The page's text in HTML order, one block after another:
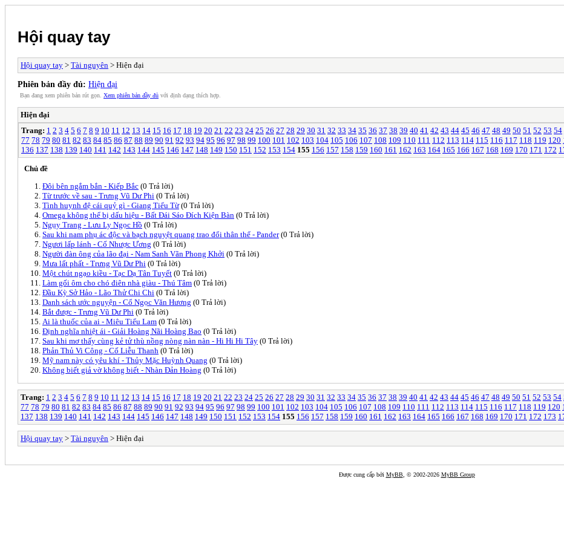
Hội quay tay
Hội quay tay > Tài nguyên > Hiện đại
Phiên bản đầy đủ: Hiện đại
Bạn đang xem phiên bản rút gọn. Xem phiên bản đầy đủ với định dạng thích hợp.
Hiện đại
Trang: 1 2 3 4 5 6 7 8 9 10 11 12 13 14 15 16 17 18 19 20 21 22 23 24 25 26 27 28 29 30 31 32 33 34 35 36 37 38 39 40 41 42 43 44 45 46 47 48 49 50 51 52 53 54
77 78 79 80 81 82 83 84 85 86 87 88 89 90 91 92 93 94 95 96 97 98 99 100 101 102 103 104 105 106 107 108 109 110 111 112 113 114 115 116 117 118 119 120
136 137 138 139 140 141 142 143 144 145 146 147 148 149 150 151 152 153 154 155 156 157 158 159 160 161 162 163 164 165 166 167 168 169 170 171 172
Chủ đề
Đôi bên ngắm bắn - Kiếp Bắc (0 Trả lời)
Từ trước về sau - Trưng Vũ Dư Phi (0 Trả lời)
Tình huynh đệ cái quỷ gì - Giang Tiểu Từ(0 Trả lời)
Omega không thể bị dấu hiệu - Bất Đái Sáo Đích Kiện Bàn (0 Trả lời)
Ngụy Trang - Lưu Ly Ngọc Hồ (0 Trả lời)
Sau khi nam phụ ác độc và bạch nguyệt quang trao đổi thân thể - Pander(0 Trả lời)
Ngươi lấp lánh - Cố Nhược Ương (0 Trả lời)
Người đàn ông của lão đại - Nam Sanh Vãn Phong Khởi (0 Trả lời)
Mưa lất phất - Trưng Vũ Dư Phi (0 Trả lời)
Một chút ngạo kiều - Tạc Dạ Tân Tuyết (0 Trả lời)
Làm gối ôm cho chó điên nhà giàu - Thú Tâm (0 Trả lời)
Đầu Kỳ Sở Hảo - Lão Thử Chi Chi (0 Trả lời)
Danh sách ước nguyện - Cổ Ngọc Văn Hương (0 Trả lời)
Bắt được - Trưng Vũ Dư Phi (0 Trả lời)
Ai là thuốc của ai - Miêu Tiểu Lam (0 Trả lời)
Định nghĩa nhiệt ái - Giải Hoàng Nãi Hoàng Bao (0 Trả lời)
Sau khi mơ thấy cùng kẻ tử thù nồng nòng nàn nàn - Hi Hi Hi Tây (0 Trả lời)
Phản Thủ Vi Công - Cố Liễu Thanh (0 Trả lời)
Mỹ nam này có yêu khí - Thủy Mặc Huỳnh Quang (0 Trả lời)
Không biết giả vờ không biết - Nhàn Đản Hoàng (0 Trả lời)
Trang: 1 2 3 4 5 6 7 8 9 10 11 12 13 14 15 16 17 18 19 20 21 22 23 24 25 26 27 28 29 30 31 32 33 34 35 36 37 38 39 40 41 42 43 44 45 46 47 48 49 50 51 52 53 54
77 78 79 80 81 82 83 84 85 86 87 88 89 90 91 92 93 94 95 96 97 98 99 100 101 102 103 104 105 106 107 108 109 110 111 112 113 114 115 116 117 118 119 120
137 138 139 140 141 142 143 144 145 146 147 148 149 150 151 152 153 154 155 156 157 158 159 160 161 162 163 164 165 166 167 168 169 170 171 172 173
Hội quay tay > Tài nguyên > Hiện đại
Được cung cấp bởi MyBB, © 2002-2026 MyBB Group